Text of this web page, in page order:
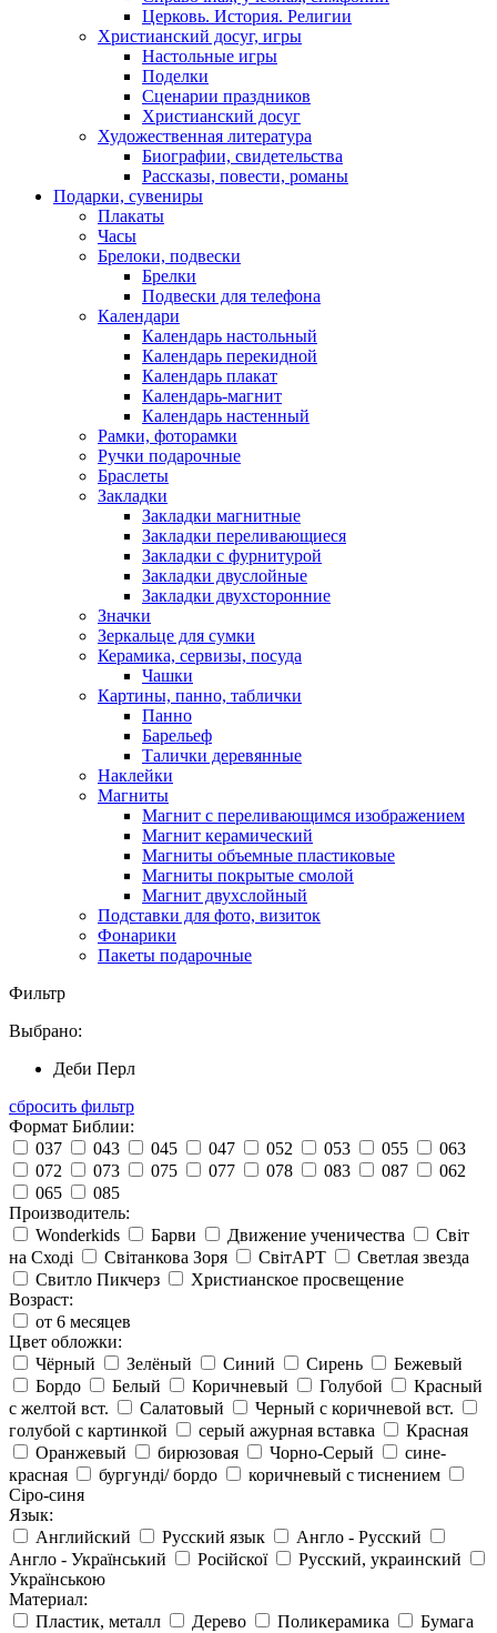
Церковь. История. Религии
Христианский досуг, игры
Настольные игры
Поделки
Сценарии праздников
Христианский досуг
Художественная литература
Биографии, свидетельства
Рассказы, повести, романы
Подарки, сувениры
Плакаты
Часы
Брелоки, подвески
Брелки
Подвески для телефона
Календари
Календарь настольный
Календарь перекидной
Календарь плакат
Календарь-магнит
Календарь настенный
Рамки, фоторамки
Ручки подарочные
Браслеты
Закладки
Закладки магнитные
Закладки переливающиеся
Закладки с фурнитурой
Закладки двуслойные
Закладки двухсторонние
Значки
Зеркальце для сумки
Керамика, сервизы, посуда
Чашки
Картины, панно, таблички
Панно
Барельеф
Талички деревянные
Наклейки
Магниты
Магнит с переливающимся изображением
Магнит керамический
Магниты объемные пластиковые
Магниты покрытые смолой
Магнит двухслойный
Подставки для фото, визиток
Фонарики
Пакеты подарочные
Фильтр
Выбрано:
Деби Перл
сбросить фильтр
Формат Библии:
037
043 045 047 052 053 055
063
072
073 075 077 078 083 087
062
065
085
Производитель:
Wonderkids
Барви Движение ученичества
Світ
на Сході
Світанкова Зоря СвітАРТ
Светлая звезда
Свитло Пикчерз
Христианское просвещение
Возраст:
от 6 месяцев
Цвет обложки:
Чёрный
Зелёный Синий Сирень
Бежевый
Бордо
Белый Коричневый Голубой
Красный
с желтой вст.
Салатовый
Черный с коричневой вст.
голубой с картинкой
серый ажурная вставка
Красная
Оранжевый
бирюзовая Чорно-Серый
сине-
красная
бургунді/ бордо
коричневый с тиснением
Сіро-синя
Язык:
Английский
Русский язык
Англо - Русский
Англо - Український
Російскої
Русский, украинский
Українською
Материал:
Пластик, металл
Дерево Поликерамика
Бумага